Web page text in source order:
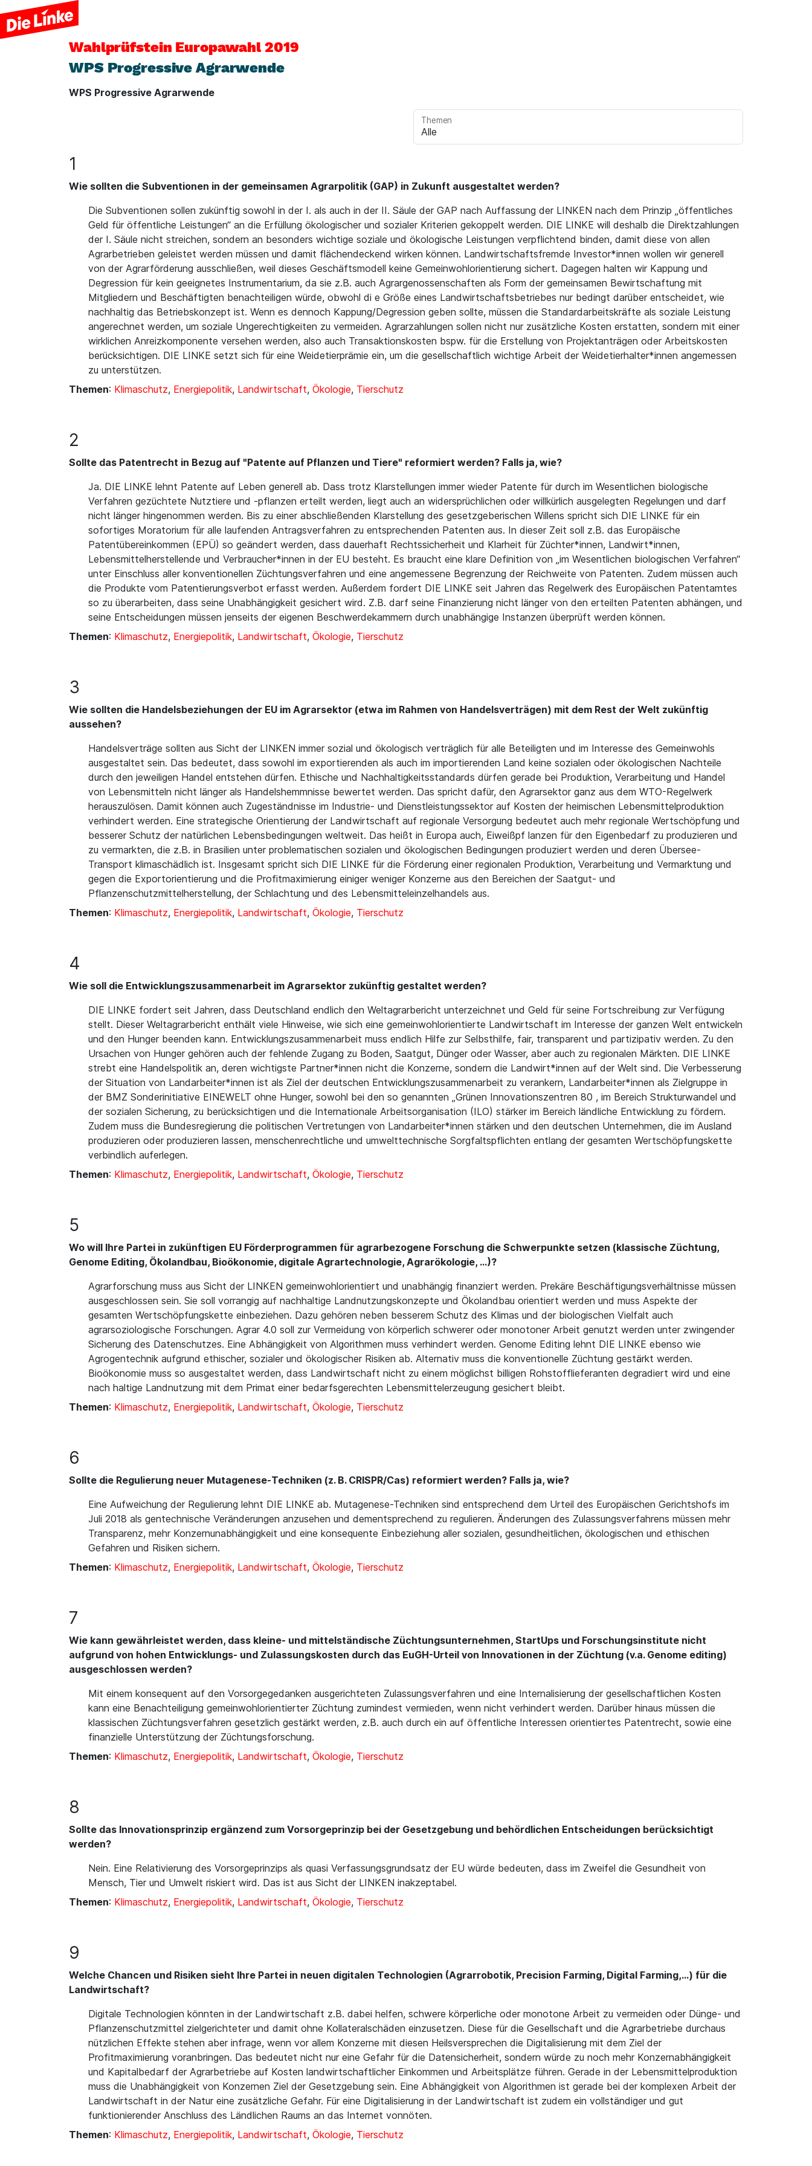
Wahlprüfstein Europawahl 2019
WPS Progressive Agrarwende
WPS Progressive Agrarwende
Themen
1
Wie sollten die Subventionen in der gemeinsamen Agrarpolitik (GAP) in Zukunft ausgestaltet werden?
Die Subventionen sollen zukünftig sowohl in der I. als auch in der II. Säule der GAP nach Auffassung der LINKEN nach dem Prinzip „öffentliches
Geld für öffentliche Leistungen“ an die Erfüllung ökologischer und sozialer Kriterien gekoppelt werden. DIE LINKE will deshalb die Direktzahlungen
der I. Säule nicht streichen, sondern an besonders wichtige soziale und ökologische Leistungen verpflichtend binden, damit diese von allen
Agrarbetrieben geleistet werden müssen und damit flächendeckend wirken können. Landwirtschaftsfremde Investor*innen wollen wir generell
von der Agrarförderung ausschließen, weil dieses Geschäftsmodell keine Gemeinwohlorientierung sichert. Dagegen halten wir Kappung und
Degression für kein geeignetes Instrumentarium, da sie z.B. auch Agrargenossenschaften als Form der gemeinsamen Bewirtschaftung mit
Mitgliedern und Beschäftigten benachteiligen würde, obwohl di e Größe eines Landwirtschaftsbetriebes nur bedingt darüber entscheidet, wie
nachhaltig das Betriebskonzept ist. Wenn es dennoch Kappung/Degression geben sollte, müssen die Standardarbeitskräfte als soziale Leistung
angerechnet werden, um soziale Ungerechtigkeiten zu vermeiden. Agrarzahlungen sollen nicht nur zusätzliche Kosten erstatten, sondern mit einer
wirklichen Anreizkomponente versehen werden, also auch Transaktionskosten bspw. für die Erstellung von Projektanträgen oder Arbeitskosten
berücksichtigen. DIE LINKE setzt sich für eine Weidetierprämie ein, um die gesellschaftlich wichtige Arbeit der Weidetierhalter*innen angemessen
zu unterstützen.
Themen: Klimaschutz, Energiepolitik, Landwirtschaft, Ökologie, Tierschutz
2
Sollte das Patentrecht in Bezug auf "Patente auf Pflanzen und Tiere" reformiert werden? Falls ja, wie?
Ja. DIE LINKE lehnt Patente auf Leben generell ab. Dass trotz Klarstellungen immer wieder Patente für durch im Wesentlichen biologische
Verfahren gezüchtete Nutztiere und -pflanzen erteilt werden, liegt auch an widersprüchlichen oder willkürlich ausgelegten Regelungen und darf
nicht länger hingenommen werden. Bis zu einer abschließenden Klarstellung des gesetzgeberischen Willens spricht sich DIE LINKE für ein
sofortiges Moratorium für alle laufenden Antragsverfahren zu entsprechenden Patenten aus. In dieser Zeit soll z.B. das Europäische
Patentübereinkommen (EPÜ) so geändert werden, dass dauerhaft Rechtssicherheit und Klarheit für Züchter*innen, Landwirt*innen,
Lebensmittelherstellende und Verbraucher*innen in der EU besteht. Es braucht eine klare Definition von „im Wesentlichen biologischen Verfahren“
unter Einschluss aller konventionellen Züchtungsverfahren und eine angemessene Begrenzung der Reichweite von Patenten. Zudem müssen auch
die Produkte vom Patentierungsverbot erfasst werden. Außerdem fordert DIE LINKE seit Jahren das Regelwerk des Europäischen Patentamtes
so zu überarbeiten, dass seine Unabhängigkeit gesichert wird. Z.B. darf seine Finanzierung nicht länger von den erteilten Patenten abhängen, und
seine Entscheidungen müssen jenseits der eigenen Beschwerdekammern durch unabhängige Instanzen überprüft werden können.
Themen: Klimaschutz, Energiepolitik, Landwirtschaft, Ökologie, Tierschutz
3
Wie sollten die Handelsbeziehungen der EU im Agrarsektor (etwa im Rahmen von Handelsverträgen) mit dem Rest der Welt zukünftig
aussehen?
Handelsverträge sollten aus Sicht der LINKEN immer sozial und ökologisch verträglich für alle Beteiligten und im Interesse des Gemeinwohls
ausgestaltet sein. Das bedeutet, dass sowohl im exportierenden als auch im importierenden Land keine sozialen oder ökologischen Nachteile
durch den jeweiligen Handel entstehen dürfen. Ethische und Nachhaltigkeitsstandards dürfen gerade bei Produktion, Verarbeitung und Handel
von Lebensmitteln nicht länger als Handelshemmnisse bewertet werden. Das spricht dafür, den Agrarsektor ganz aus dem WTO-Regelwerk
herauszulösen. Damit können auch Zugeständnisse im Industrie- und Dienstleistungssektor auf Kosten der heimischen Lebensmittelproduktion
verhindert werden. Eine strategische Orientierung der Landwirtschaft auf regionale Versorgung bedeutet auch mehr regionale Wertschöpfung und
besserer Schutz der natürlichen Lebensbedingungen weltweit. Das heißt in Europa auch, Eiweißpf lanzen für den Eigenbedarf zu produzieren und
zu vermarkten, die z.B. in Brasilien unter problematischen sozialen und ökologischen Bedingungen produziert werden und deren Übersee-
Transport klimaschädlich ist. Insgesamt spricht sich DIE LINKE für die Förderung einer regionalen Produktion, Verarbeitung und Vermarktung und
gegen die Exportorientierung und die Profitmaximierung einiger weniger Konzerne aus den Bereichen der Saatgut- und
Pflanzenschutzmittelherstellung, der Schlachtung und des Lebensmitteleinzelhandels aus.
Themen: Klimaschutz, Energiepolitik, Landwirtschaft, Ökologie, Tierschutz
4
Wie soll die Entwicklungszusammenarbeit im Agrarsektor zukünftig gestaltet werden?
DIE LINKE fordert seit Jahren, dass Deutschland endlich den Weltagrarbericht unterzeichnet und Geld für seine Fortschreibung zur Verfügung
stellt. Dieser Weltagrarbericht enthält viele Hinweise, wie sich eine gemeinwohlorientierte Landwirtschaft im Interesse der ganzen Welt entwickeln
und den Hunger beenden kann. Entwicklungszusammenarbeit muss endlich Hilfe zur Selbsthilfe, fair, transparent und partizipativ werden. Zu den
Ursachen von Hunger gehören auch der fehlende Zugang zu Boden, Saatgut, Dünger oder Wasser, aber auch zu regionalen Märkten. DIE LINKE
strebt eine Handelspolitik an, deren wichtigste Partner*innen nicht die Konzerne, sondern die Landwirt*innen auf der Welt sind. Die Verbesserung
der Situation von Landarbeiter*innen ist als Ziel der deutschen Entwicklungszusammenarbeit zu verankern, Landarbeiter*innen als Zielgruppe in
der BMZ Sonderinitiative EINEWELT ohne Hunger, sowohl bei den so genannten „Grünen Innovationszentren 80 , im Bereich Strukturwandel und
der sozialen Sicherung, zu berücksichtigen und die Internationale Arbeitsorganisation (ILO) stärker im Bereich ländliche Entwicklung zu fördern.
Zudem muss die Bundesregierung die politischen Vertretungen von Landarbeiter*innen stärken und den deutschen Unternehmen, die im Ausland
produzieren oder produzieren lassen, menschenrechtliche und umwelttechnische Sorgfaltspflichten entlang der gesamten Wertschöpfungskette
verbindlich auferlegen.
Themen: Klimaschutz, Energiepolitik, Landwirtschaft, Ökologie, Tierschutz
5
Wo will Ihre Partei in zukünftigen EU Förderprogrammen für agrarbezogene Forschung die Schwerpunkte setzen (klassische Züchtung,
Genome Editing, Ökolandbau, Bioökonomie, digitale Agrartechnologie, Agrarökologie, ...)?
Agrarforschung muss aus Sicht der LINKEN gemeinwohlorientiert und unabhängig finanziert werden. Prekäre Beschäftigungsverhältnisse müssen
ausgeschlossen sein. Sie soll vorrangig auf nachhaltige Landnutzungskonzepte und Ökolandbau orientiert werden und muss Aspekte der
gesamten Wertschöpfungskette einbeziehen. Dazu gehören neben besserem Schutz des Klimas und der biologischen Vielfalt auch
agrarsoziologische Forschungen. Agrar 4.0 soll zur Vermeidung von körperlich schwerer oder monotoner Arbeit genutzt werden unter zwingender
Sicherung des Datenschutzes. Eine Abhängigkeit von Algorithmen muss verhindert werden. Genome Editing lehnt DIE LINKE ebenso wie
Agrogentechnik aufgrund ethischer, sozialer und ökologischer Risiken ab. Alternativ muss die konventionelle Züchtung gestärkt werden.
Bioökonomie muss so ausgestaltet werden, dass Landwirtschaft nicht zu einem möglichst billigen Rohstofflieferanten degradiert wird und eine
nach haltige Landnutzung mit dem Primat einer bedarfsgerechten Lebensmittelerzeugung gesichert bleibt.
Themen: Klimaschutz, Energiepolitik, Landwirtschaft, Ökologie, Tierschutz
6
Sollte die Regulierung neuer Mutagenese-Techniken (z. B. CRISPR/Cas) reformiert werden? Falls ja, wie?
Eine Aufweichung der Regulierung lehnt DIE LINKE ab. Mutagenese-Techniken sind entsprechend dem Urteil des Europäischen Gerichtshofs im
Juli 2018 als gentechnische Veränderungen anzusehen und dementsprechend zu regulieren. Änderungen des Zulassungsverfahrens müssen mehr
Transparenz, mehr Konzernunabhängigkeit und eine konsequente Einbeziehung aller sozialen, gesundheitlichen, ökologischen und ethischen
Gefahren und Risiken sichern.
Themen: Klimaschutz, Energiepolitik, Landwirtschaft, Ökologie, Tierschutz
7
Wie kann gewährleistet werden, dass kleine- und mittelständische Züchtungsunternehmen, StartUps und Forschungsinstitute nicht
aufgrund von hohen Entwicklungs- und Zulassungskosten durch das EuGH-Urteil von Innovationen in der Züchtung (v.a. Genome editing)
ausgeschlossen werden?
Mit einem konsequent auf den Vorsorgegedanken ausgerichteten Zulassungsverfahren und eine Internalisierung der gesellschaftlichen Kosten
kann eine Benachteiligung gemeinwohlorientierter Züchtung zumindest vermieden, wenn nicht verhindert werden. Darüber hinaus müssen die
klassischen Züchtungsverfahren gesetzlich gestärkt werden, z.B. auch durch ein auf öffentliche Interessen orientiertes Patentrecht, sowie eine
finanzielle Unterstützung der Züchtungsforschung.
Themen: Klimaschutz, Energiepolitik, Landwirtschaft, Ökologie, Tierschutz
8
Sollte das Innovationsprinzip ergänzend zum Vorsorgeprinzip bei der Gesetzgebung und behördlichen Entscheidungen berücksichtigt
werden?
Nein. Eine Relativierung des Vorsorgeprinzips als quasi Verfassungsgrundsatz der EU würde bedeuten, dass im Zweifel die Gesundheit von
Mensch, Tier und Umwelt riskiert wird. Das ist aus Sicht der LINKEN inakzeptabel.
Themen: Klimaschutz, Energiepolitik, Landwirtschaft, Ökologie, Tierschutz
9
Welche Chancen und Risiken sieht Ihre Partei in neuen digitalen Technologien (Agrarrobotik, Precision Farming, Digital Farming,...) für die
Landwirtschaft?
Digitale Technologien könnten in der Landwirtschaft z.B. dabei helfen, schwere körperliche oder monotone Arbeit zu vermeiden oder Dünge- und
Pflanzenschutzmittel zielgerichteter und damit ohne Kollateralschäden einzusetzen. Diese für die Gesellschaft und die Agrarbetriebe durchaus
nützlichen Effekte stehen aber infrage, wenn vor allem Konzerne mit diesen Heilsversprechen die Digitalisierung mit dem Ziel der
Profitmaximierung voranbringen. Das bedeutet nicht nur eine Gefahr für die Datensicherheit, sondern würde zu noch mehr Konzernabhängigkeit
und Kapitalbedarf der Agrarbetriebe auf Kosten landwirtschaftlicher Einkommen und Arbeitsplätze führen. Gerade in der Lebensmittelproduktion
muss die Unabhängigkeit von Konzernen Ziel der Gesetzgebung sein. Eine Abhängigkeit von Algorithmen ist gerade bei der komplexen Arbeit der
Landwirtschaft in der Natur eine zusätzliche Gefahr. Für eine Digitalisierung in der Landwirtschaft ist zudem ein vollständiger und gut
funktionierender Anschluss des Ländlichen Raums an das Internet vonnöten.
Themen: Klimaschutz, Energiepolitik, Landwirtschaft, Ökologie, Tierschutz